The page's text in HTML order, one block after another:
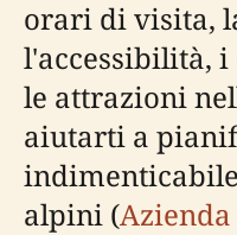
orari di visita,
l'accessibilità,
le attrazioni
aiutarti a
alpini (Azienda